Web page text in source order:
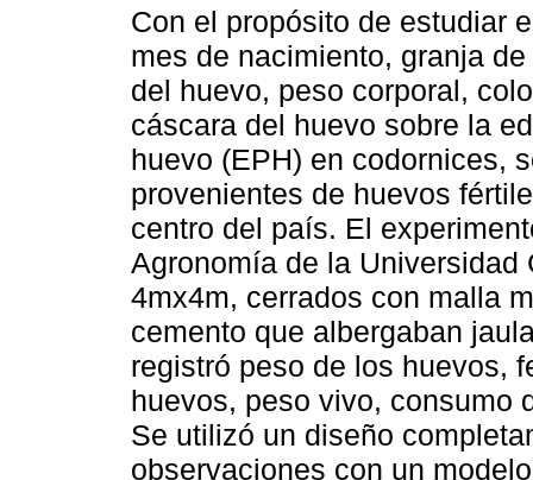
Con el propósito de estudiar
mes de nacimiento, granja
del huevo, peso corporal,
cáscara del huevo sobre la
huevo (EPH) en codornices,
provenientes de huevos
centro del país. El
Agronomía de la Universidad
4mx4m, cerrados con malla
cemento que albergaban
registró peso de los huevos,
huevos, peso vivo, consumo
Se utilizó un diseño
observaciones con un